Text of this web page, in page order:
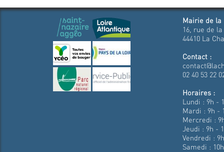
Mairie de la
16, rue de
44410 La
Contact :
02 40 53 22
Horaires :
Lundi : 9h -
Mardi : 9h -
Mercredi :
Jeudi : 9h -
Vendredi :
Samedi :